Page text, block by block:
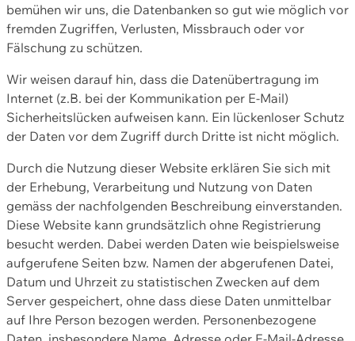
bemühen wir uns, die Datenbanken so gut wie möglich vor
fremden Zugriffen, Verlusten, Missbrauch oder vor
Fälschung zu schützen.
Wir weisen darauf hin, dass die Datenübertragung im
Internet (z.B. bei der Kommunikation per E-Mail)
Sicherheitslücken aufweisen kann. Ein lückenloser Schutz
der Daten vor dem Zugriff durch Dritte ist nicht möglich.
Durch die Nutzung dieser Website erklären Sie sich mit
der Erhebung, Verarbeitung und Nutzung von Daten
gemäss der nachfolgenden Beschreibung einverstanden.
Diese Website kann grundsätzlich ohne Registrierung
besucht werden. Dabei werden Daten wie beispielsweise
aufgerufene Seiten bzw. Namen der abgerufenen Datei,
Datum und Uhrzeit zu statistischen Zwecken auf dem
Server gespeichert, ohne dass diese Daten unmittelbar
auf Ihre Person bezogen werden. Personenbezogene